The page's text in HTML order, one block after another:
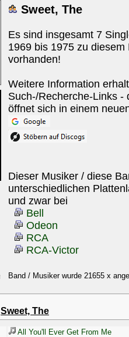
Sweet, The
Es sind insgesamt 7
1969 bis 1975 zu
vorhanden!
Weitere Information
Such-/Recherche-Links -
öffnet sich in einem
Dieser Musiker / diese
unterschiedlichen
und zwar bei
Bell
Odeon
RCA
RCA-Victor
Band / Musiker wurde 21655 x
Sweet, The
All You'll Ever Get From Me